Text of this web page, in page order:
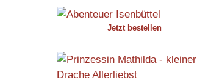
Jetzt bestellen